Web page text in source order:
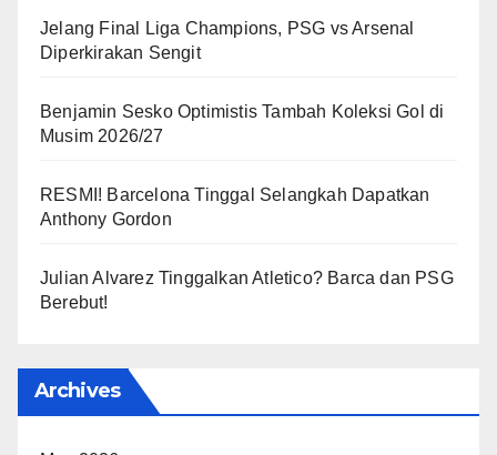
Jelang Final Liga Champions, PSG vs Arsenal
Diperkirakan Sengit
Benjamin Sesko Optimistis Tambah Koleksi Gol di
Musim 2026/27
RESMI! Barcelona Tinggal Selangkah Dapatkan
Anthony Gordon
Julian Alvarez Tinggalkan Atletico? Barca dan PSG
Berebut!
Archives